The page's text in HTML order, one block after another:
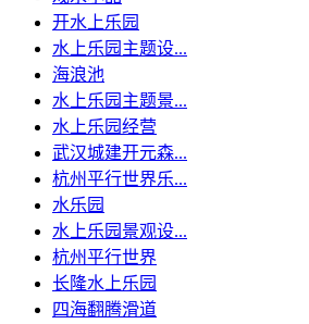
开水上乐园
水上乐园主题设...
海浪池
水上乐园主题景...
水上乐园经营
武汉城建开元森...
杭州平行世界乐...
水乐园
水上乐园景观设...
杭州平行世界
长隆水上乐园
四海翻腾滑道